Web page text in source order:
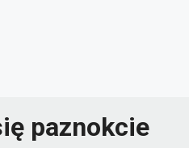
paznokcie